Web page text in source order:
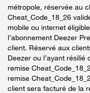
métropole, réservée au
Cheat_Code_18_26
mobile ou internet
l’abonnement Deezer
client. Réservé aux
Deezer ou l’ayant
remise
remise
client sera facturé de la